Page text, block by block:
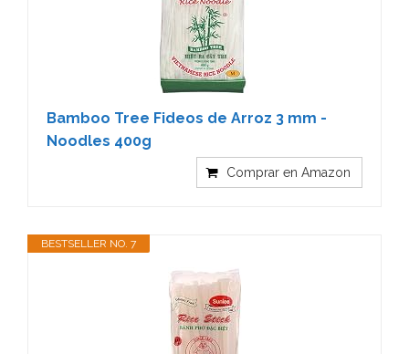
Bamboo Tree Fideos de Arroz 3 mm -
Noodles 400g
Comprar en Amazon
BESTSELLER NO. 7